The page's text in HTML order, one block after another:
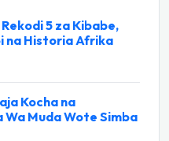
5 za Kibabe,
na Historia Afrika
Kocha na
Wa Muda Wote Simba